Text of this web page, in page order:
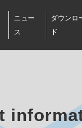
ニュー
ス
ダウンロ
ド